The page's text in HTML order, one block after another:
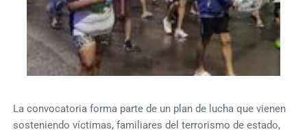
La convocatoria forma parte de un plan de lucha que vienen
sosteniendo víctimas, familiares del terrorismo de estado,